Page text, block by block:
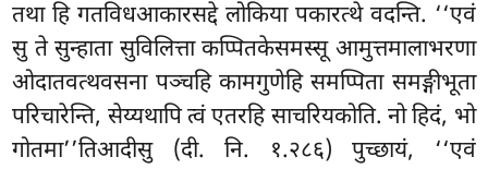
तथा हि गतविधआकारसद्दे लोकिया पकारत्थे वदन्ति. ‘‘एवं
सु ते सुन्हाता सुविलित्ता कप्पितकेसमस्सू आमुत्तमालाभरणा
ओदातवत्थवसना पञ्चहि कामगुणेहि समप्पिता समङ्गीभूता
परिचारेन्ति, सेय्यथापि त्वं एतरहि साचरियकोति. नो हिदं, भो
गोतमा’’तिआदीसु (दी. नि. १.२८६) पुच्छायं, ‘‘एवं